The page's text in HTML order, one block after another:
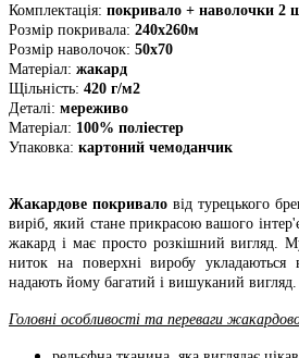
Комплектація: покривало + наволочки 2
Розмір покривала: 240х260м
Розмір наволочок: 50х70
Матеріал: жакард
Щільність: 420 г/м2
Деталі: мереживо
Матеріал: 100% поліестер
Упаковка: картоний чемоданчик
Жакардове покривало від турецького
виріб, який стане прикрасою вашого
жакард і має просто розкішний вигляд.
ниток на поверхні виробу укладаються
надають йому багатий і вишуканий вигляд.
Головні особливості та переваги